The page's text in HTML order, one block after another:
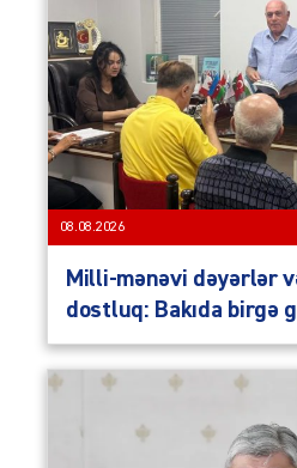
08.08.2026
Milli-mənəvi dəyərlər
dostluq: Bakıda birgə